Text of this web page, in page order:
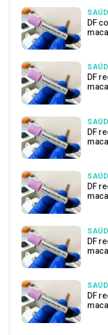
DF
DF
DF
DF
DF
DF